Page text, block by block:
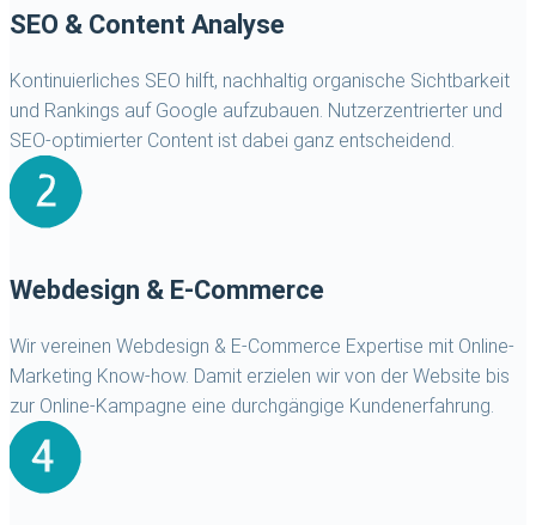
SEO & Content Analyse
Kontinuierliches SEO hilft, nachhaltig organische Sichtbarkeit
und Rankings auf Google aufzubauen. Nutzerzentrierter und
SEO-optimierter Content ist dabei ganz entscheidend.
Webdesign & E-Commerce
Wir vereinen Webdesign & E-Commerce Expertise mit Online-
Marketing Know-how. Damit erzielen wir von der Website bis
zur Online-Kampagne eine durchgängige Kundenerfahrung.